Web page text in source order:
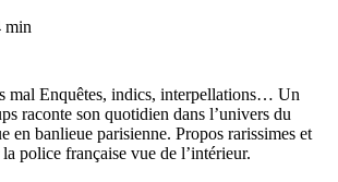
min
mal Enquêtes, indics, interpellations… Un
raconte son quotidien dans l’univers du
en banlieue parisienne. Propos rarissimes et
police française vue de l’intérieur.